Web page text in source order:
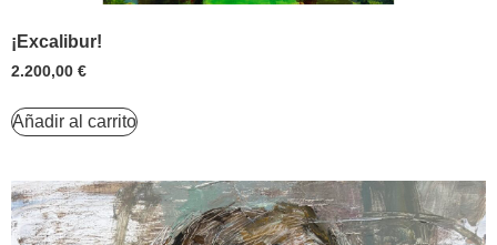
¡Excalibur!
2.200,00 €
Añadir al carrito